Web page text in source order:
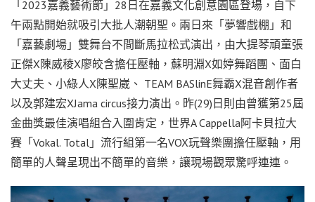
「2023嘉義藝術節」28日在嘉義文化創意園區登場，自下
午兩點開始就吸引大批人潮朝聖。兩日來「夢響戲棚」和
「嘉藝劇場」雙舞台不間斷馬拉松式演出，由大提琴頑童張
正傑X陳威稜X廖皎含擔任壓軸，蘇明淵X如婷舞蹈團、面白
大丈夫、小綠人X陳聖崴、 TEAM BASlinE舞霸X混音創作者
以及郭建宏XJama circus接力演出。昨(29)日則由曾獲第25屆
金曲獎最佳演唱組合入圍肯定，世界A Cappella阿卡貝拉大
賽「Vokal. Total」流行組第一名VOX玩聲樂團擔任壓軸，用
簡單的人聲呈現出不簡單的音樂，讓現場觀眾驚呼連連。